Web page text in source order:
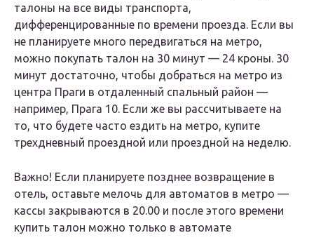
талоны на все виды транспорта,
дифференцированные по времени проезда. Если вы
не планируете много передвигаться на метро,
можно покупать талон на 30 минут — 24 кроны. 30
минут достаточно, чтобы добраться на метро из
центра Праги в отдаленный спальный район —
например, Прага 10. Если же вы рассчитываете на
то, что будете часто ездить на метро, купите
трехдневный проездной или проездной на неделю.
Важно! Если планируете позднее возвращение в
отель, оставьте мелочь для автоматов в метро —
кассы закрываются в 20.00 и после этого времени
купить талон можно только в автомате